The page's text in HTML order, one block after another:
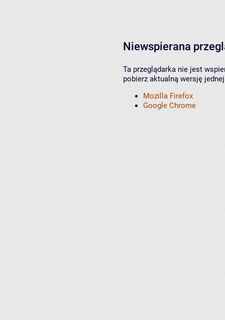
Niewspierana
Ta przeglądarka nie jest
pobierz aktualną wersję
Mozilla Firefox
Google Chrome